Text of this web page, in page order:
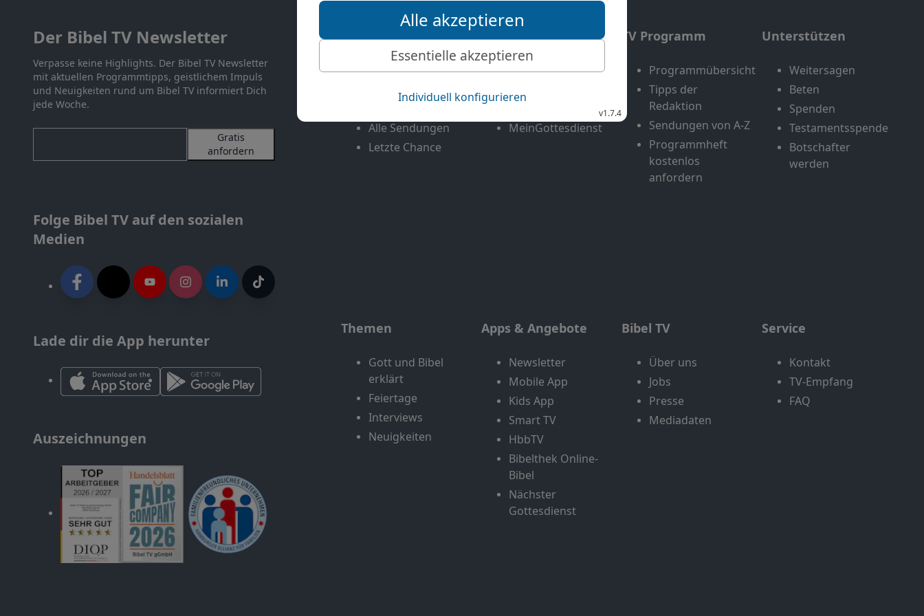
Der Bibel TV Newsletter
Verpasse keine Highlights. Der Bibel TV Newsletter
mit aktuellen Programmtipps, geistlichem Impuls
und Neuigkeiten rund um Bibel TV informiert Dich
jede Woche.
Gratis
anfordern
Folge Bibel TV auf den sozialen
Medien
Lade dir die App herunter
Auszeichnungen
Mediathek
Mehr entdecken
Exklusiv
Alle Sendungen
Letzte Chance
Livestream
Bibel TV
MeinGottesdienst
TV Programm
Programmübersicht
Tipps der
Redaktion
Sendungen von A-Z
Programmheft
kostenlos
anfordern
Unterstützen
Weitersagen
Beten
Spenden
Testamentsspende
Botschafter
werden
Themen
Gott und Bibel
erklärt
Feiertage
Interviews
Neuigkeiten
Apps & Angebote
Newsletter
Mobile App
Kids App
Smart TV
HbbTV
Bibelthek Online-
Bibel
Nächster
Gottesdienst
Bibel TV
Über uns
Jobs
Presse
Mediadaten
Service
Kontakt
TV-Empfang
FAQ